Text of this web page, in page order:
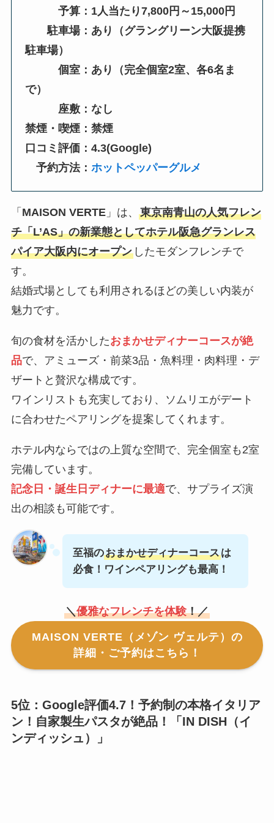
予算：1人当たり7,800円～15,000円
駐車場：あり（グラングリーン大阪提携
駐車場）
個室：あり（完全個室2室、各6名ま
で）
座敷：なし
禁煙・喫煙：禁煙
口コミ評価：4.3(Google)
予約方法：ホットペッパーグルメ
「 MAISON VERTE」は、 東京南青山の人気フレン
チ「L’AS」の新業態としてホテル阪急グランレス
パイア大阪内にオープンしたモダンフレンチで
す。
結婚式場としても利用されるほどの美しい内装が
魅力です。
旬の食材を活かしたおまかせディナーコースが絶
品で、アミューズ・前菜3品・魚料理・肉料理・デ
ザートと贅沢な構成です。
ワインリストも充実しており、ソムリエがデート
に合わせたペアリングを提案してくれます。
ホテル内ならではの上質な空間で、完全個室も2室
完備しています。
記念日・誕生日ディナーに最適で、サプライズ演
出の相談も可能です。
至福のおまかせディナーコースは
必食！ワインペアリングも最高！
＼優雅なフレンチを体験！／
MAISON VERTE（メゾン ヴェルテ）の
詳細・ご予約はこちら！
5位：Google評価4.7！予約制の本格イタリア
ン！自家製生パスタが絶品！「 IN DISH（イ
ンディッシュ）
」